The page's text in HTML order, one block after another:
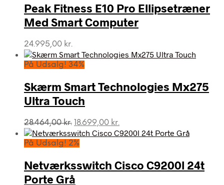
Peak Fitness E10 Pro Ellipsetræner
Med Smart Computer
24.995,00 kr.
På Udsalg! 34%
Skærm Smart Technologies Mx275
Ultra Touch
28.464,00kr. Den
oprindelige
pris
28.464,00 kr..
18.699,00 kr.
aktuelle
18.699,00 kr..
På Udsalg! 2%
Netværksswitch Cisco C9200l 24t
Porte Grå